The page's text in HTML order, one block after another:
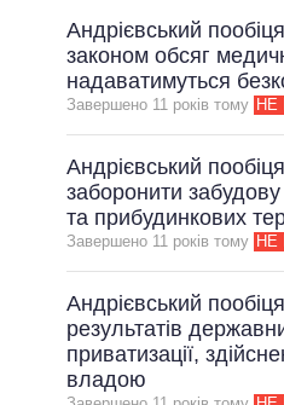
Андрієвський
законом обсяг
надаватимуться
Завершено 11 рокiв тому НЕ
Андрієвський
заборонити
та прибудинкових
Завершено 11 рокiв тому НЕ
Андрієвський
результатів
приватизації,
владою